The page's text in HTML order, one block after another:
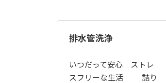
排水管洗浄
いつだって安心 ストレ
スフリーな生活 詰り